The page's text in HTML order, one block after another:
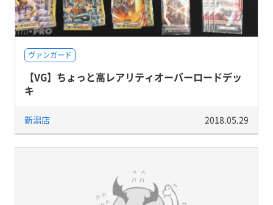
ヴァンガード
【VG】ちょっと高レアリティオーバーロードデッ
キ
新潟店 2018.05.29